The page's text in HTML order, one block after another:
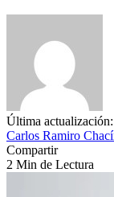
Última
Carlos Ramiro
Compartir
2 Min de Lectura